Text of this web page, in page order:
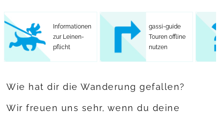
Informationen
zur Leinen-
pflicht
gassi-guide
Touren offline
nutzen
Wie hat dir die Wanderung gefallen?
Wir freuen uns sehr, wenn du deine